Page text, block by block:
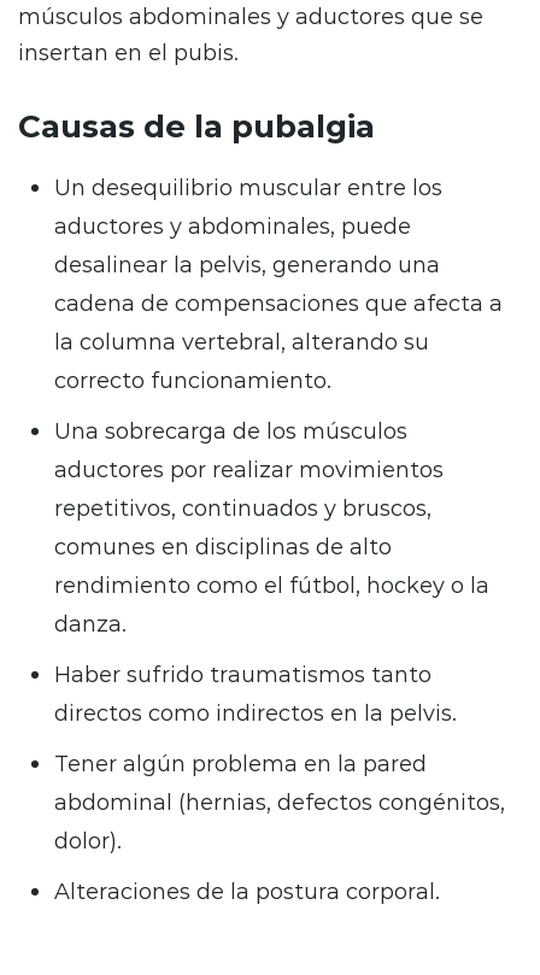
músculos abdominales y aductores que se
insertan en el pubis.
Causas de la pubalgia
Un desequilibrio muscular entre los
aductores y abdominales, puede
desalinear la pelvis, generando una
cadena de compensaciones que afecta a
la columna vertebral, alterando su
correcto funcionamiento.
Una sobrecarga de los músculos
aductores por realizar movimientos
repetitivos, continuados y bruscos,
comunes en disciplinas de alto
rendimiento como el fútbol, hockey o la
danza.
Haber sufrido traumatismos tanto
directos como indirectos en la pelvis.
Tener algún problema en la pared
abdominal (hernias, defectos congénitos,
dolor).
Alteraciones de la postura corporal.